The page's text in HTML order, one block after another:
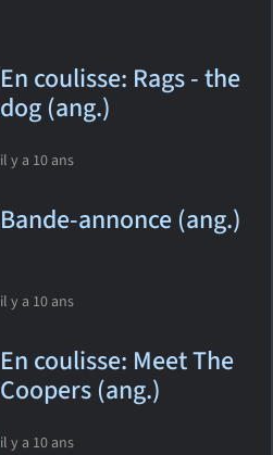
En coulisse: Rags - the
dog (ang.)
il y a 10 ans
Bande-annonce (ang.)
il y a 10 ans
En coulisse: Meet The
Coopers (ang.)
il y a 10 ans